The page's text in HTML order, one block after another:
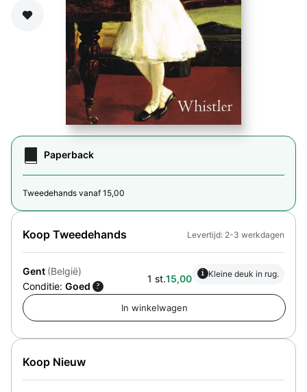
Zet op verlanglijst
Paperback
Tweedehands vanaf 15,00
Koop Tweedehands
Gent (België)
Conditie: Goed ?
1 st.15,00 i Kleine deuk in rug.
Levertijd: 2-3 werkdagen
Koop Nieuw